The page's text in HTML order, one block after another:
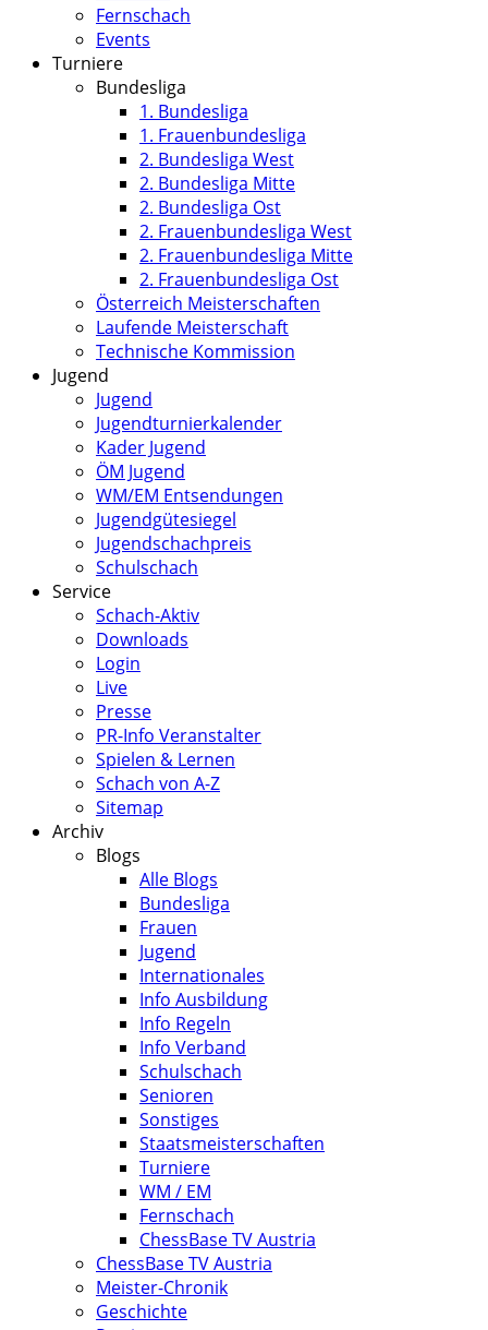
Fernschach
Events
Turniere
Bundesliga
1. Bundesliga
1. Frauenbundesliga
2. Bundesliga West
2. Bundesliga Mitte
2. Bundesliga Ost
2. Frauenbundesliga West
2. Frauenbundesliga Mitte
2. Frauenbundesliga Ost
Österreich Meisterschaften
Laufende Meisterschaft
Technische Kommission
Jugend
Jugend
Jugendturnierkalender
Kader Jugend
ÖM Jugend
WM/EM Entsendungen
Jugendgütesiegel
Jugendschachpreis
Schulschach
Service
Schach-Aktiv
Downloads
Login
Live
Presse
PR-Info Veranstalter
Spielen & Lernen
Schach von A-Z
Sitemap
Archiv
Blogs
Alle Blogs
Bundesliga
Frauen
Jugend
Internationales
Info Ausbildung
Info Regeln
Info Verband
Schulschach
Senioren
Sonstiges
Staatsmeisterschaften
Turniere
WM / EM
Fernschach
ChessBase TV Austria
ChessBase TV Austria
Meister-Chronik
Geschichte